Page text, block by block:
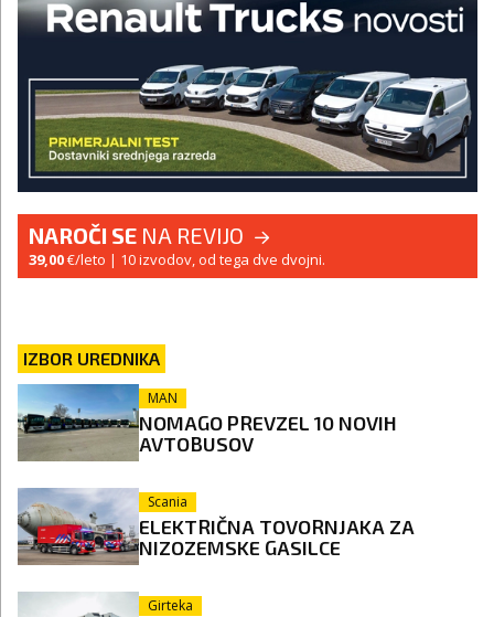
NAROČI SE NA REVIJO
39,00€/leto | 10 izvodov, od tega dve dvojni.
IZBOR UREDNIKA
MAN
NOMAGO PREVZEL 10 NOVIH
AVTOBUSOV
Scania
ELEKTRIČNA TOVORNJAKA ZA
NIZOZEMSKE GASILCE
Girteka